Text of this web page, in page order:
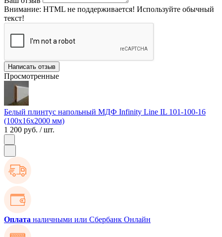
Внимание: HTML не поддерживается! Используйте обычный
текст!
Написать отзыв
Просмотренные
Белый плинтус напольный МДФ Infinity Line IL 101-100-16
(100х16х2000 мм)
1 200 руб. / шт.
Оплата наличными или Сбербанк Онлайн